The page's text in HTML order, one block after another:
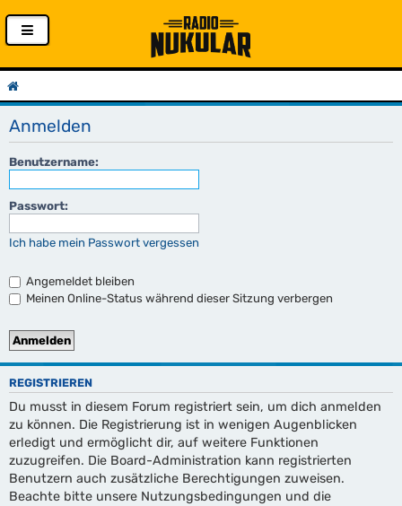
Anmelden
Benutzername:
Passwort:
Ich habe mein Passwort vergessen
Angemeldet bleiben
Meinen Online-Status während dieser Sitzung verbergen
REGISTRIEREN
Du musst in diesem Forum registriert sein, um dich anmelden
zu können. Die Registrierung ist in wenigen Augenblicken
erledigt und ermöglicht dir, auf weitere Funktionen
zuzugreifen. Die Board-Administration kann registrierten
Benutzern auch zusätzliche Berechtigungen zuweisen.
Beachte bitte unsere Nutzungsbedingungen und die